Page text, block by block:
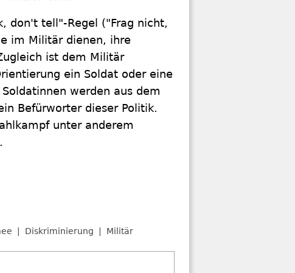
don't tell"-Regel ("Frag nicht,
im Militär dienen, ihre
ist dem Militär
ein Soldat oder eine
werden aus dem
Befürworter dieser Politik.
unter anderem
Diskriminierung Militär